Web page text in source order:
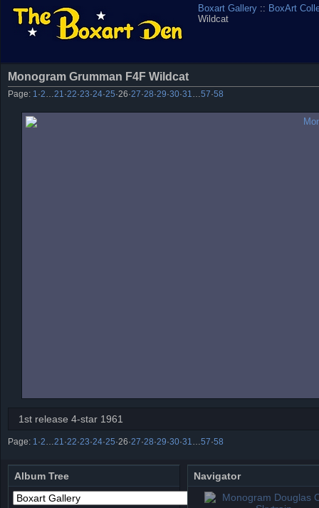
Boxart Gallery :: BoxArt
Wildcat
Monogram Grumman F4F Wildcat
Page: 1 ·2 21 ·22·23·24·25·26·27·28·29·30·31 57·58
1st release 4-star 1961
Page: 1 ·2 21 ·22·23·24·25·26·27·28·29·30·31 57·58
Album Tree Navigator